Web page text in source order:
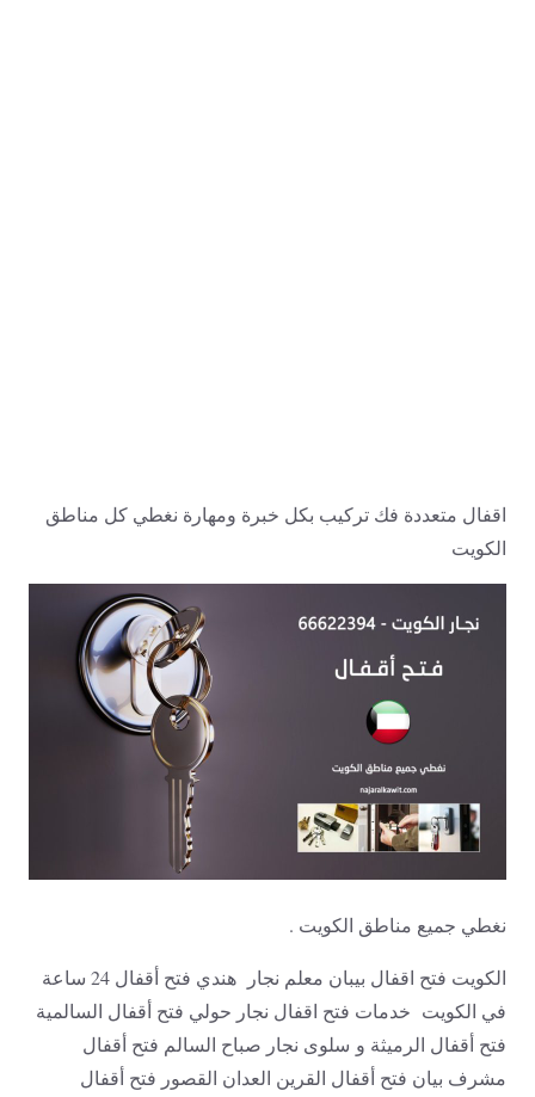
اقفال متعددة فك تركيب بكل خبرة ومهارة نغطي كل مناطق
الكويت
نغطي جميع مناطق الكويت .
الكويت فتح اقفال بيبان معلم نجار هندي فتح أقفال 24 ساعة
في الكويت خدمات فتح اقفال نجار حولي فتح أقفال السالمية
فتح أقفال الرميثة و سلوى نجار صباح السالم فتح أقفال
مشرف بيان فتح أقفال القرين العدان القصور فتح أقفال